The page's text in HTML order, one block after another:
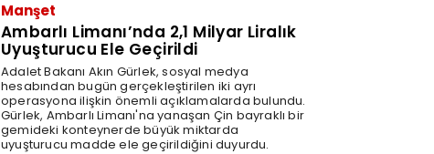
Manşet
Ambarlı Limanı’nda 2,1 Milyar Liralık
Uyuşturucu Ele Geçirildi
Adalet Bakanı Akın Gürlek, sosyal medya
hesabından bugün gerçekleştirilen iki ayrı
operasyona ilişkin önemli açıklamalarda bulundu.
Gürlek, Ambarlı Limanı'na yanaşan Çin bayraklı bir
gemideki konteynerde büyük miktarda
uyuşturucu madde ele geçirildiğini duyurdu.